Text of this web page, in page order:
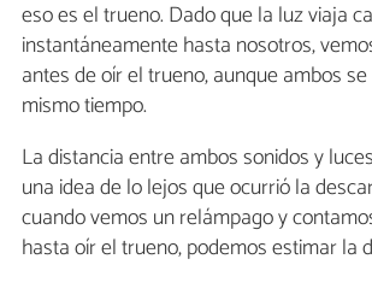
eso es el trueno. Dado que la luz viaja
instantáneamente hasta nosotros,
antes de oír el trueno, aunque ambos
mismo tiempo.
La distancia entre ambos sonidos y
una idea de lo lejos que ocurrió la
cuando vemos un relámpago y
hasta oír el trueno, podemos estimar la